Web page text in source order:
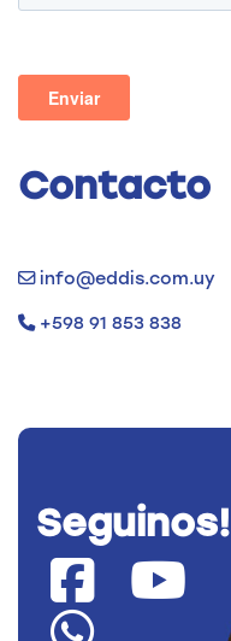
Contacto
info@eddis.com.uy
+598 91 853 838
Seguinos!